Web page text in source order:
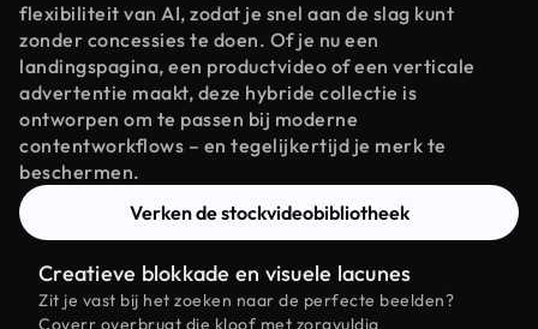
flexibiliteit van AI, zodat je snel aan de slag kunt
zonder concessies te doen. Of je nu een
landingspagina, een productvideo of een verticale
advertentie maakt, deze hybride collectie is
ontworpen om te passen bij moderne
contentworkflows – en tegelijkertijd je merk te
beschermen.
Verken de stockvideobibliotheek
Creatieve blokkade en visuele lacunes
Zit je vast bij het zoeken naar de perfecte beelden?
Coverr overbrugt die kloof met zorgvuldig